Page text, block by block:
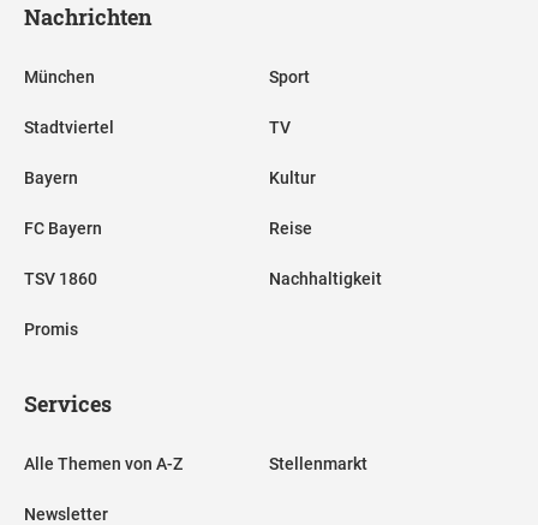
Nachrichten
München
Stadtviertel
Bayern
FC Bayern
TSV 1860
Promis
Sport
TV
Kultur
Reise
Nachhaltigkeit
Services
Alle Themen von A-Z
Newsletter
Stellenmarkt